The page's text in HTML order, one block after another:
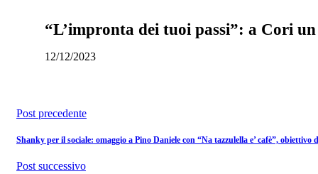
“L’impronta dei tuoi passi”: a Cori
12/12/2023
Post precedente
Shanky per il sociale: omaggio a Pino Daniele con “Na tazzulella e’ cafè”,
Post successivo